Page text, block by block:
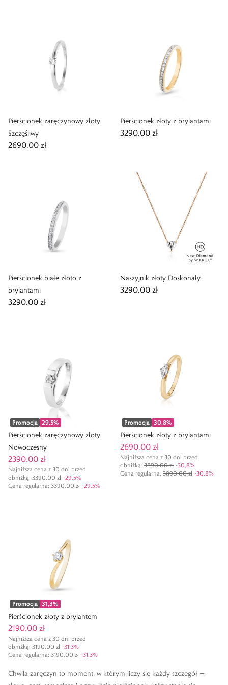
Pierścionek zaręczynowy złoty
Szczęśliwy
2690,00 zł
Pierścionek złoty z brylantami
3290,00 zł
Pierścionek białe złoto z
brylantami
3290,00 zł
Naszyjnik złoty Doskonały
3290,00 zł
Promocja 29,5%
Pierścionek zaręczynowy złoty
Nowoczesny
2390,00 zł
Najniższa cena z 30 dni przed
obniżką: 3390,00 zł -29,5%
Cena regularna: 3390,00 zł -29,5%
Promocja 30,8%
Pierścionek złoty z brylantami
2690,00 zł
Najniższa cena z 30 dni przed
obniżką: 3890,00 zł -30,8%
Cena regularna: 3890,00 zł -30,8%
Promocja 31,3%
Pierścionek złoty z brylantem
2190,00 zł
Najniższa cena z 30 dni przed
obniżką: 3190,00 zł -31,3%
Cena regularna: 3190,00 zł -31,3%
Chwila zaręczyn to moment, w którym liczy się każdy szczegół —